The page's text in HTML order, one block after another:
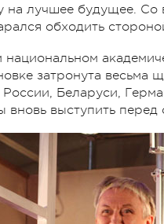
на лучшее будущее.
обходить
затронута
Беларуси,
вновь выступить